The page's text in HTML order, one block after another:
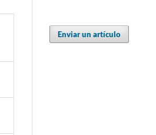
Enviar un artículo